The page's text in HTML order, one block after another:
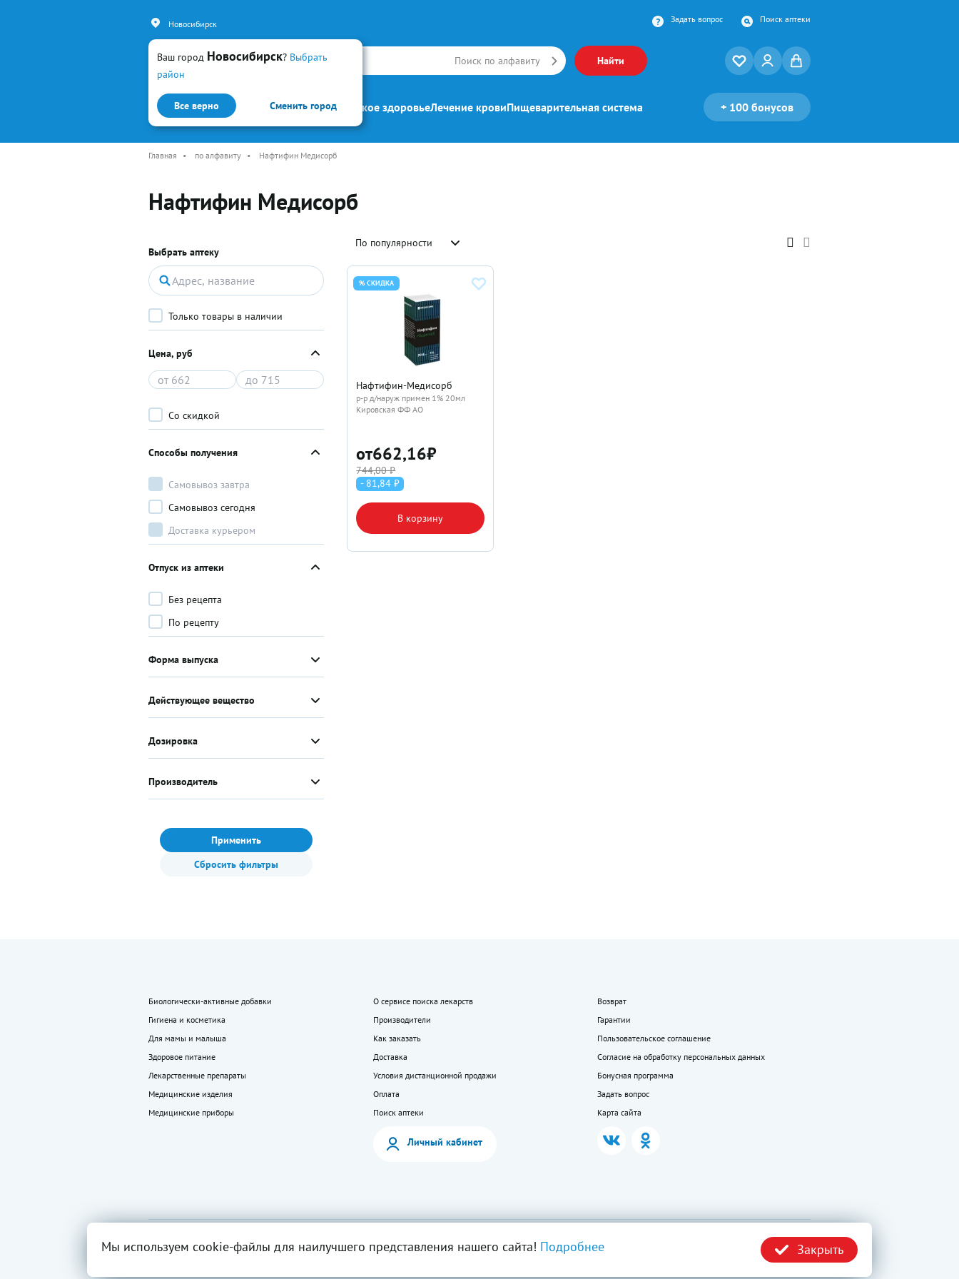
Ваш город Новосибирск? Выбрать
район
Все верно Сменить город
Новосибирск Задать вопрос Поиск аптеки
Искать Поиск по алфавиту Найти
Каталог Простуда и гриппЖенское здоровьеЛечение кровиПищеварительная система + 100 бонусов
Главная • по алфавиту • Нафтифин Медисорб
Нафтифин Медисорб
Выбрать аптеку
Только товары в наличии
Цена, руб
Со скидкой
Способы получения
Самовывоз завтра
Самовывоз сегодня
Доставка курьером
Отпуск из аптеки
Без рецепта
По рецепту
Форма выпуска
Действующее вещество
Дозировка
Производитель
Применить
Сбросить фильтры
По популярности
% СКИДКА
Нафтифин-Медисорб
р-р д/наруж примен 1% 20мл
Кировская ФФ АО
от662,16₽
744,00 ₽
- 81,84 ₽
В корзину
Биологически-активные добавки
Гигиена и косметика
Для мамы и малыша
Здоровое питание
Лекарственные препараты
Медицинские изделия
Медицинские приборы
О сервисе поиска лекарств
Производители
Как заказать
Доставка
Условия дистанционной продажи
Оплата
Поиск аптеки
Возврат
Гарантии
Пользовательское соглашение
Согласие на обработку персональных данных
Бонусная программа
Задать вопрос
Карта сайта
Личный кабинет
«LEKkupi»
Все права
защищены.
Вся информация на сайте — собственность ООО «Моя аптека». Публикация с сайта www.lekkupi.ru без
разрешения запрещена.
конфиденциальности
Мы используем cookie-файлы для наилучшего представления нашего сайта! Подробнее Закрыть